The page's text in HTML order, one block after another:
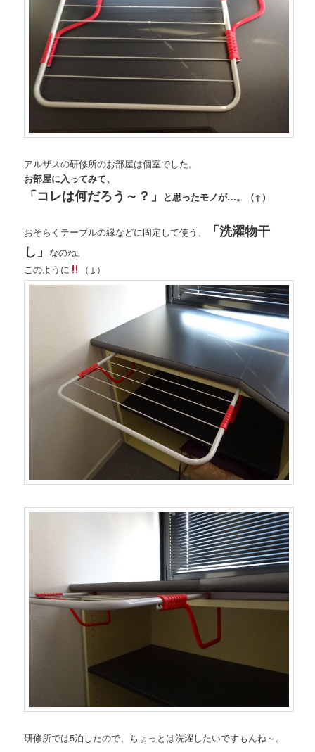
アルザスの研修所のお部屋は個室でした。
お部屋に入ってみて、
「コレは何だろう～？」 と思ったモノが…。（↑）
おそらくテーブルの縁などに固定して使う、
「洗濯物干
し」 なのね。
このように
（↓）
研修所では5泊したので、ちょっとは洗濯したいですもんね～。